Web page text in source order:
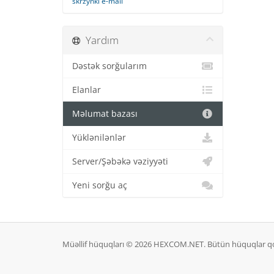
Yardım
Dəstək sorğularım
Elanlar
Məlumat bazası
Yüklənilənlər
Server/Şəbəkə vəziyyəti
Yeni sorğu aç
Müəllif hüquqları © 2026 HEXCOM.NET. Bütün hüquqlar